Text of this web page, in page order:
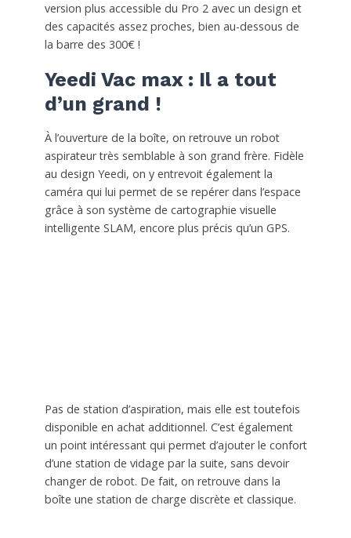
version plus accessible du Pro 2 avec un design et
des capacités assez proches, bien au-dessous de
la barre des 300€ !
Yeedi Vac max : Il a tout
d’un grand !
À l’ouverture de la boîte, on retrouve un robot
aspirateur très semblable à son grand frère. Fidèle
au design Yeedi, on y entrevoit également la
caméra qui lui permet de se repérer dans l’espace
grâce à son système de cartographie visuelle
intelligente SLAM, encore plus précis qu’un GPS.
Pas de station d’aspiration, mais elle est toutefois
disponible en achat additionnel. C’est également
un point intéressant qui permet d’ajouter le confort
d’une station de vidage par la suite, sans devoir
changer de robot. De fait, on retrouve dans la
boîte une station de charge discrète et classique.